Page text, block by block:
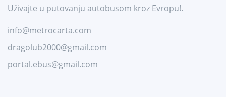
Uživajte u putovanju autobusom kroz Evropu!.
info@metrocarta.com
dragolub2000@gmail.com
portal.ebus@gmail.com